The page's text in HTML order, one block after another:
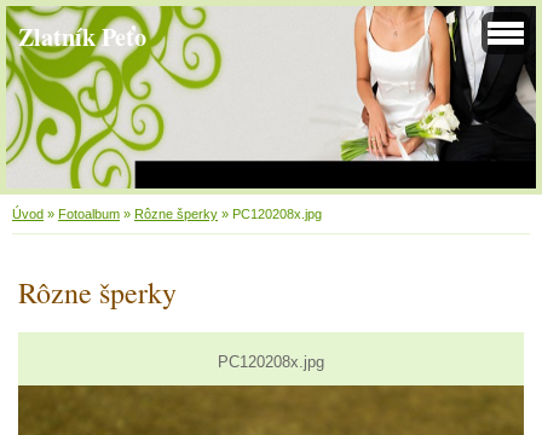
Zlatník Peťo
Úvod » Fotoalbum » Rôzne šperky » PC120208x.jpg
Rôzne šperky
PC120208x.jpg